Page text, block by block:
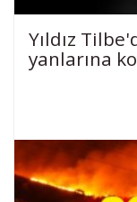
Yıldız
yanlarına